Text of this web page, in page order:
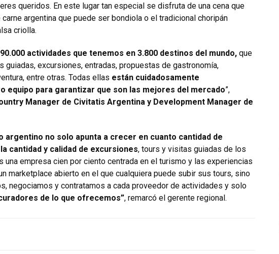
queridos. En este lugar tan especial se disfruta de una cena que
argentina que puede ser bondiola o el tradicional choripán
criolla.
90.000 actividades que tenemos en 3.800 destinos del mundo, que
guiadas, excursiones, entradas, propuestas de gastronomía,
entre otras. Todas ellas están cuidadosamente
equipo para garantizar que son las mejores del mercado”,
Manager de Civitatis Argentina y Development Manager de
argentino no solo apunta a crecer en cuanto cantidad de
cantidad y calidad de excursiones, tours y visitas guiadas de los
empresa cien por ciento centrada en el turismo y las experiencias
marketplace abierto en el que cualquiera puede subir sus tours, sino
negociamos y contratamos a cada proveedor de actividades y solo
de lo que ofrecemos”, remarcó el gerente regional.